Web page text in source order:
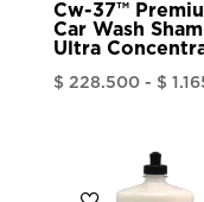
Cw-37™
Car Wash
Ultra
$ 228.500 - $